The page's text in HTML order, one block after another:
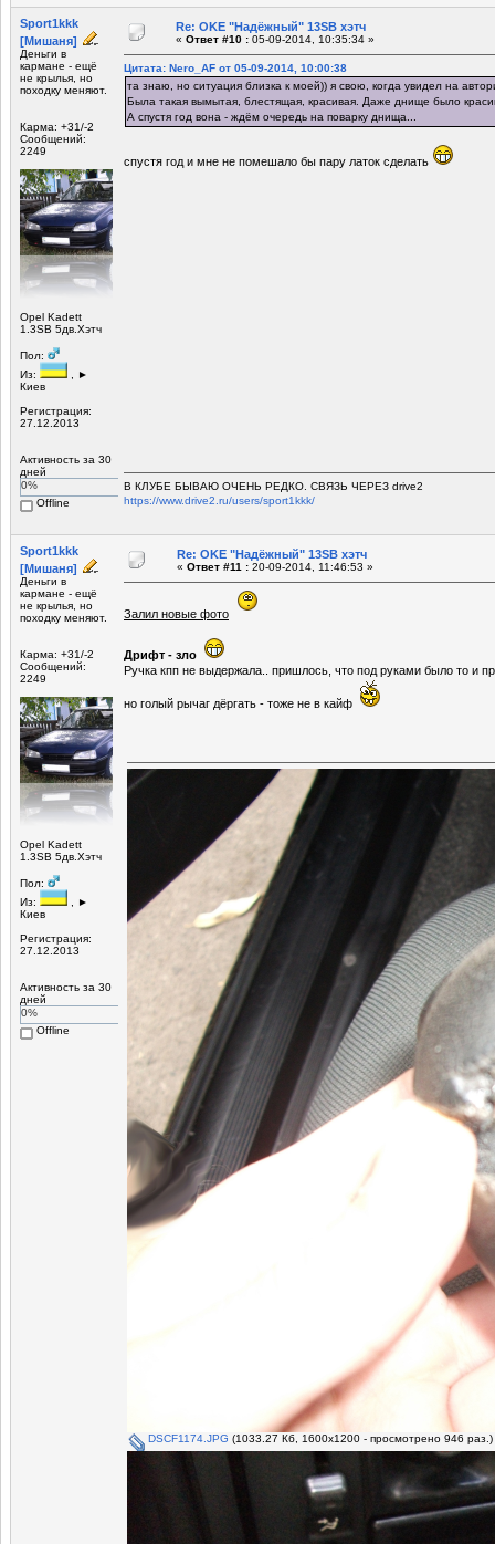
Sport1kkk
[Мишаня]
Деньги в
кармане - ещё
не крылья, но
походку меняют.
Карма: +31/-2
Сообщений:
2249
Opel Kadett
1.3SB 5дв.Хэтч
Пол:
Из:
, ►
Киев
Регистрация:
27.12.2013
Активность за 30
дней
0%
Offline
Re: OKE "Надёжный" 13SB хэтч
« Ответ #10 : 05-09-2014, 10:35:34 »
Цитата: Nero_AF от 05-09-2014, 10:00:38
та знаю, но ситуация близка к моей)) я свою, когда увидел на
Была такая вымытая, блестящая, красивая. Даже днище было
А спустя год вона - ждём очередь на поварку днища...
спустя год и мне не помешало бы пару латок сделать
В КЛУБЕ БЫВАЮ ОЧЕНЬ РЕДКО. СВЯЗЬ ЧЕРЕЗ drive2
https://www.drive2.ru/users/sport1kkk/
Sport1kkk
[Мишаня]
Деньги в
кармане - ещё
не крылья, но
походку меняют.
Карма: +31/-2
Сообщений:
2249
Opel Kadett
1.3SB 5дв.Хэтч
Пол:
Из:
, ►
Киев
Регистрация:
27.12.2013
Активность за 30
дней
0%
Offline
Re: OKE "Надёжный" 13SB хэтч
« Ответ #11 : 20-09-2014, 11:46:53 »
Залил новые фото
Дрифт - зло
Ручка кпп не выдержала.. пришлось, что под руками было то и
но голый рычаг дёргать - тоже не в кайф
DSCF1174.JPG (1033.27 Кб, 1600x1200 - просмотрено 946 раз.)